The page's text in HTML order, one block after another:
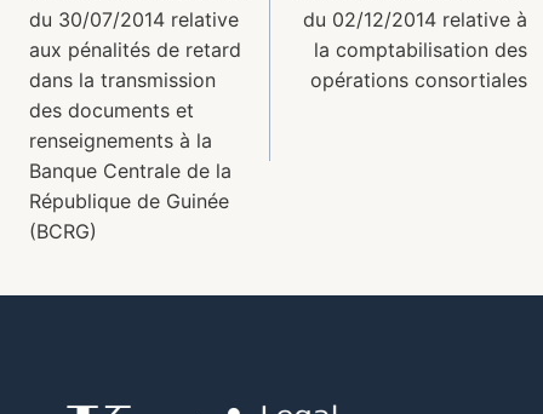
du 30/07/2014 relative
aux pénalités de retard
dans la transmission
des documents et
renseignements à la
Banque Centrale de la
République de Guinée
(BCRG)
du 02/12/2014 relative à
la comptabilisation des
opérations consortiales